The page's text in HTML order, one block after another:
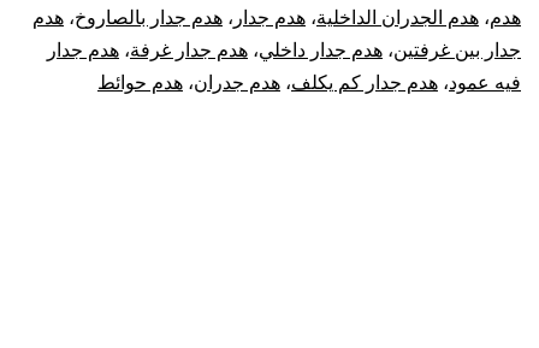
هدم، هدم الجدران الداخلية، هدم جدار ، هدم جدار بالصاروخ، هدم
جدار بين غرفتين، هدم جدار داخلي، هدم جدار غرفة، هدم جدار
فيه عمود، هدم جدار كم يكلف، هدم جدران، هدم حوائط